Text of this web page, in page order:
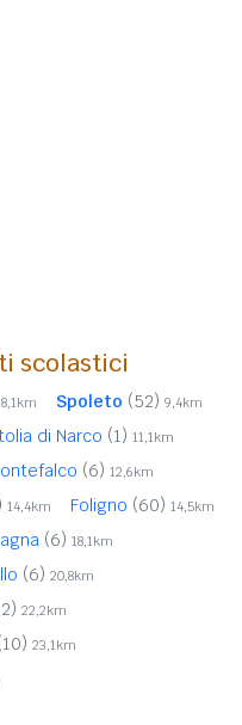
scolastici
8,1km Spoleto (52) 9,4km
di Narco (1) 11,1km
(6) 12,6km
14,4km Foligno (60) 14,5km
(6) 18,1km
(6) 20,8km
22,2km
23,1km